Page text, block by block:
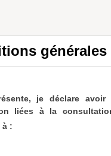
les ressources
spécifiés :je déclare avoir
liées à la
à :